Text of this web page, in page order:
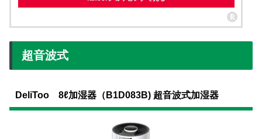
超音波式
DeliToo 8ℓ加湿器（B1D083B) 超音波式加湿器